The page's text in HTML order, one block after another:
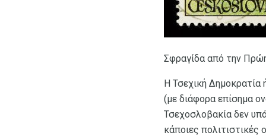
Σφραγίδα από την
Η Τσεχική Δημοκρατία
(με διάφορα επίσημα
Τσεχοσλοβακία δεν
κάποιες πολιτιστικές